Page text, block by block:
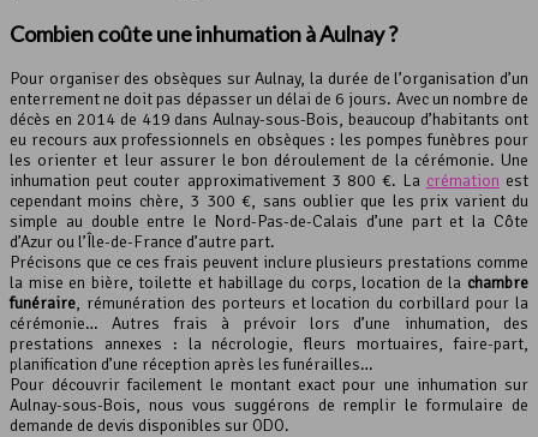
Combien coûte une inhumation à Aulnay ?
Pour organiser des obsèques sur Aulnay, la durée de l’organisation d’un
enterrement ne doit pas dépasser un délai de 6 jours. Avec un nombre de
décès en 2014 de 419 dans Aulnay-sous-Bois, beaucoup d’habitants ont
eu recours aux professionnels en obsèques : les pompes funèbres pour
les orienter et leur assurer le bon déroulement de la cérémonie. Une
inhumation peut couter approximativement 3 800 €. La crémation est
cependant moins chère, 3 300 €, sans oublier que les prix varient du
simple au double entre le Nord-Pas-de-Calais d’une part et la Côte
d’Azur ou l’Île-de-France d’autre part.
Précisons que ce ces frais peuvent inclure plusieurs prestations comme
la mise en bière, toilette et habillage du corps, location de la chambre
funéraire, rémunération des porteurs et location du corbillard pour la
cérémonie… Autres frais à prévoir lors d’une inhumation, des
prestations annexes : la nécrologie, fleurs mortuaires, faire-part,
planification d’une réception après les funérailles…
Pour découvrir facilement le montant exact pour une inhumation sur
Aulnay-sous-Bois, nous vous suggérons de remplir le formulaire de
demande de devis disponibles sur ODO.